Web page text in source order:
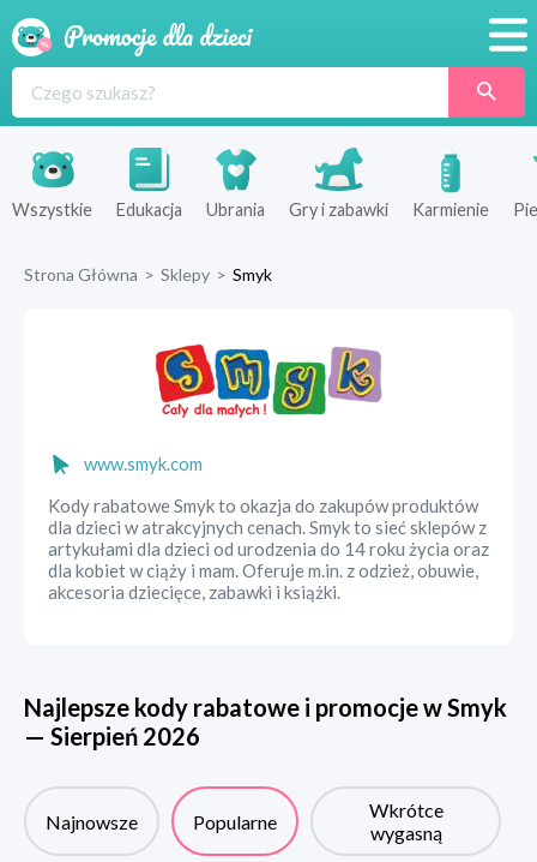
Produkty
Sklepy
Wszystkie Edukacja Ubrania Gry i zabawki Karmienie
Strona Główna > Sklepy > Smyk
www.smyk.com
Kody rabatowe Smyk to okazja do zakupów produktów
dla dzieci w atrakcyjnych cenach. Smyk to sieć sklepów z
artykułami dla dzieci od urodzenia do 14 roku życia oraz
dla kobiet w ciąży i mam. Oferuje m.in. z odzież, obuwie,
akcesoria dziecięce, zabawki i książki.
Najlepsze kody rabatowe i promocje wSmyk
— Sierpień 2026
Najnowsze Popularne
Wkrótce
wygasną